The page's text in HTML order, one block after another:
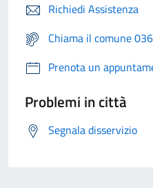
Richiedi Assistenza
Chiama il comune
Prenota un
Problemi in città
Segnala disservizio